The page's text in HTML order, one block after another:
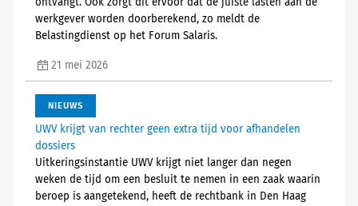
werkgever worden doorberekend, zo meldt de
Belastingdienst op het Forum Salaris.
21 mei 2026
NIEUWS
UWV krijgt van rechter geen extra tijd voor afhandelen
dossiers
Uitkeringsinstantie UWV krijgt niet langer dan negen
weken de tijd om een besluit te nemen in een zaak waarin
beroep is aangetekend, heeft de rechtbank in Den Haag